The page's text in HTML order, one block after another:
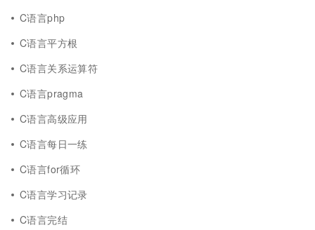
C语言php
C语言平方根
C语言关系运算符
C语言pragma
C语言高级应用
C语言每日一练
C语言for循环
C语言学习记录
C语言完结